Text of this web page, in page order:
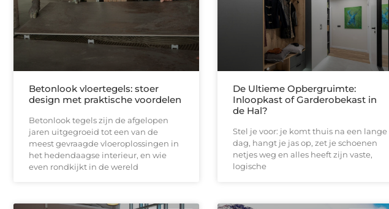
Betonlook vloertegels: stoer
design met praktische voordelen
Betonlook tegels zijn de afgelopen
jaren uitgegroeid tot een van de
meest gevraagde vloeroplossingen in
het hedendaagse interieur, en wie
even rondkijkt in de wereld
De Ultieme Opbergruimte:
Inloopkast of Garderobekast in
de Hal?
Stel je voor: je komt thuis na een lange
dag, hangt je jas op, zet je schoenen
netjes weg en alles heeft zijn vaste,
logische